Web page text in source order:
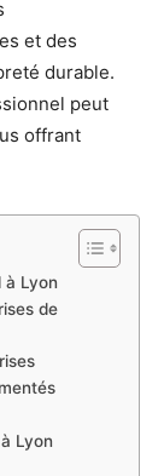
et des
durable.
peut
offrant
à Lyon
de
Lyon